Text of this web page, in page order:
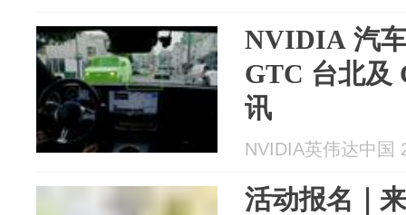
NVIDIA 汽
GTC 台北及
讯
NVIDIA英伟达中国
活动报名｜